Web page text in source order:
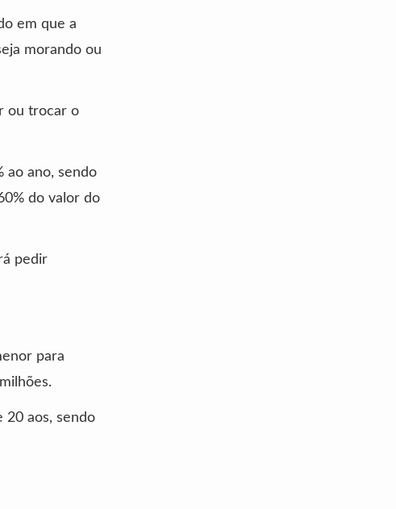
em que a
morando ou
ou trocar o
ao ano, sendo
do valor do
pedir
para
20 aos, sendo